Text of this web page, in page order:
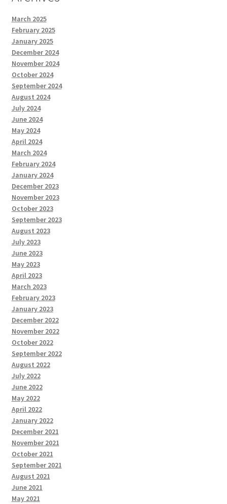
March 2025
February 2025
January 2025
December 2024
November 2024
October 2024
September 2024
August 2024
July 2024
June 2024
May 2024
April 2024
March 2024
February 2024
January 2024
December 2023
November 2023
October 2023
September 2023
August 2023
July 2023
June 2023
May 2023
April 2023
March 2023
February 2023
January 2023
December 2022
November 2022
October 2022
September 2022
August 2022
July 2022
June 2022
May 2022
April 2022
January 2022
December 2021
November 2021
October 2021
September 2021
August 2021
June 2021
May 2021